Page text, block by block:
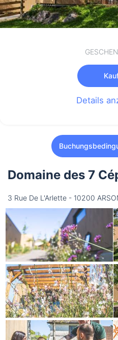
Details
Domaine des 7
3 Rue De L'Arlette - 10200